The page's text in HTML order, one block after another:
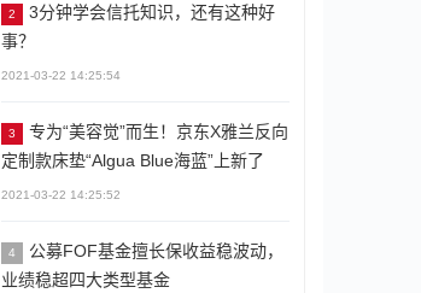
2
3分钟学会信托知识，还有这种好
事？
2021-03-22 14:25:54
3
专为“美容觉”而生！京东X雅兰反向
定制款床垫“Algua Blue海蓝”上新了
2021-03-22 14:25:52
4
公募FOF基金擅长保收益稳波动，
业绩稳超四大类型基金